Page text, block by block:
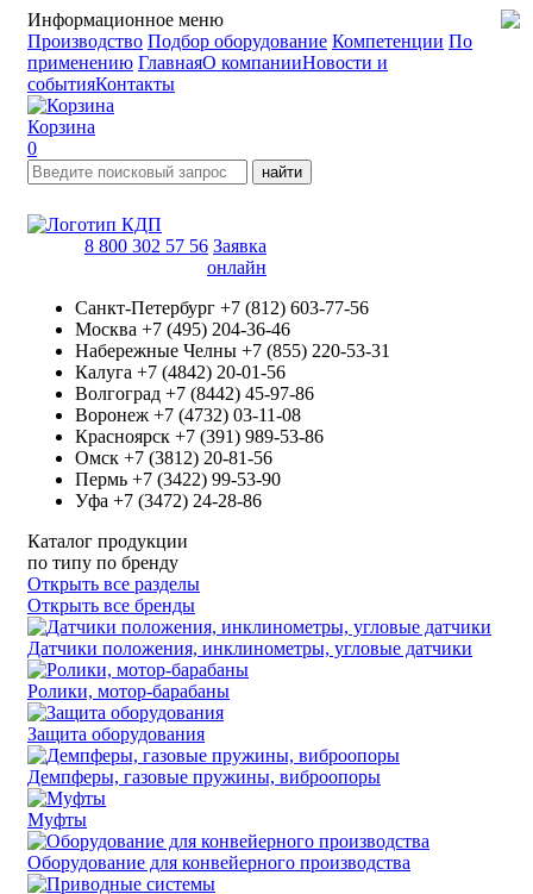
Информационное меню
Производство Подбор оборудование Компетенции По
применению ГлавнаяО компанииНовости и
событияКонтакты
Корзина
0
найти
8 800 302 57 56 Заявка
онлайн
Санкт-Петербург +7 (812) 603-77-56
Москва +7 (495) 204-36-46
Набережные Челны +7 (855) 220-53-31
Калуга +7 (4842) 20-01-56
Волгоград +7 (8442) 45-97-86
Воронеж +7 (4732) 03-11-08
Красноярск +7 (391) 989-53-86
Омск +7 (3812) 20-81-56
Пермь +7 (3422) 99-53-90
Уфа +7 (3472) 24-28-86
Каталог продукции
по типу по бренду
Открыть все разделы
Открыть все бренды
Датчики положения, инклинометры, угловые датчики
Ролики, мотор-барабаны
Защита оборудования
Демпферы, газовые пружины, виброопоры
Муфты
Оборудование для конвейерного производства